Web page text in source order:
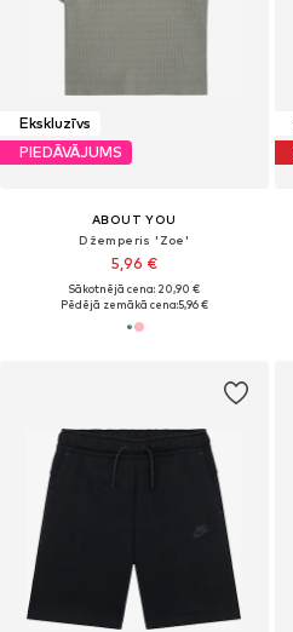
Ekskluzīvs
PIEDĀVĀJUMS
ABOUT YOU
Džemperis 'Zoe'
5,96 €
Sākotnējā cena: 20,90 €
Pēdējā zemākā cena:5,96 €